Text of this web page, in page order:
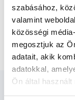
szabásához,
valamint
közösségi
megosztjuk az
adatait, akik
adatokkal,
Ön által
Főoldal
Proktológus